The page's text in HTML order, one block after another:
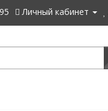
Личный кабинет